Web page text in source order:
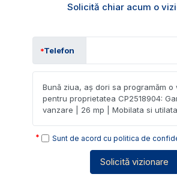
Solicită chiar acum o
Telefon
Sunt de acord cu politica de
Solicită vizionare